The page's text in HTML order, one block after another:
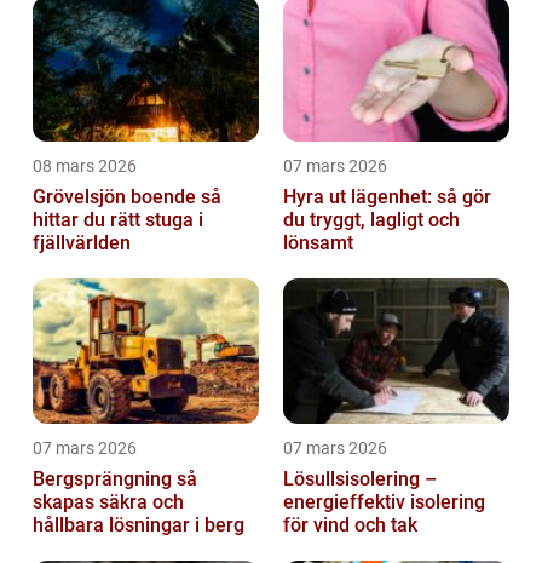
08 mars 2026
Grövelsjön boende så
hittar du rätt stuga i
fjällvärlden
07 mars 2026
Hyra ut lägenhet: så gör
du tryggt, lagligt och
lönsamt
07 mars 2026
Bergsprängning så
skapas säkra och
hållbara lösningar i berg
07 mars 2026
Lösullsisolering –
energieffektiv isolering
för vind och tak